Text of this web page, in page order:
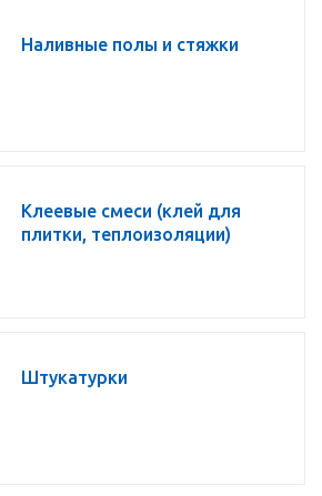
Наливные полы и стяжки
Клеевые смеси (клей для
плитки, теплоизоляции)
Штукатурки